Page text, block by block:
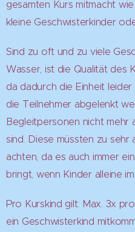
gesamten Kurs mitmacht
kleine Geschwisterkinder
Sind zu oft und zu viele
Wasser, ist die Qualität des
da dadurch die Einheit
die Teilnehmer abgelenkt
Begleitpersonen nicht mehr
sind. Diese müssten zu
achten, da es auch immer
bringt, wenn Kinder alleine
Pro Kurskind gilt: Max. 3x
ein Geschwisterkind